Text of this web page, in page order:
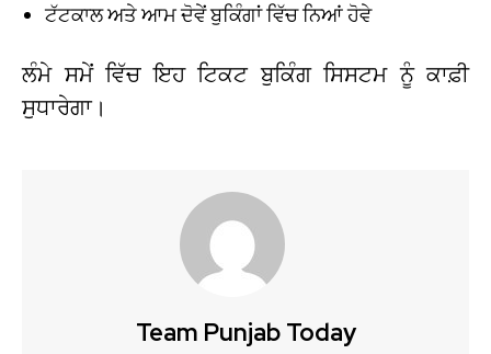
ਟੱਟਕਾਲ ਅਤੇ ਆਮ ਦੋਵੇਂ ਬੁਕਿੰਗਾਂ ਵਿੱਚ ਨਿਆਂ ਹੋਵੇ
ਲੰਮੇ ਸਮੇਂ ਵਿੱਚ ਇਹ ਟਿਕਟ ਬੁਕਿੰਗ ਸਿਸਟਮ ਨੂੰ ਕਾਫ਼ੀ
ਸੁਧਾਰੇਗਾ।
Team Punjab Today